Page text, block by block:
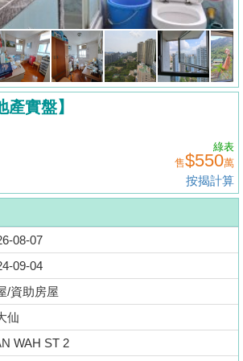
實盤】
售
綠表
$550萬
按揭計算
08-07
09-04
/資助房屋
仙
WAH ST 2